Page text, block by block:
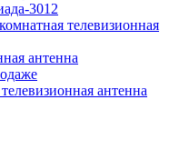
3012
телевизионная
антенна
антенна